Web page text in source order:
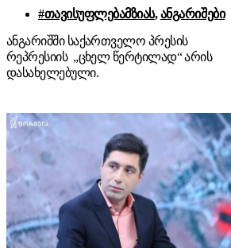
#თავისუფლებამზიას,ანგარიშები
ანგარიშში საქართველო პრესის
რეპრესიის „ცხელ წერტილად“ არის
დასახელებული.